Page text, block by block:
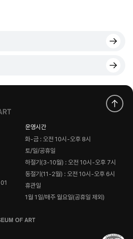
운영시간
화-금 : 오전 10시-오후 8시
토/일/공휴일
하절기(3-10월) : 오전 10시-오후 7시
동절기(11-2월) : 오전 10시-오후 6시
휴관일
1월 1일/매주 월요일(공휴일 제외)